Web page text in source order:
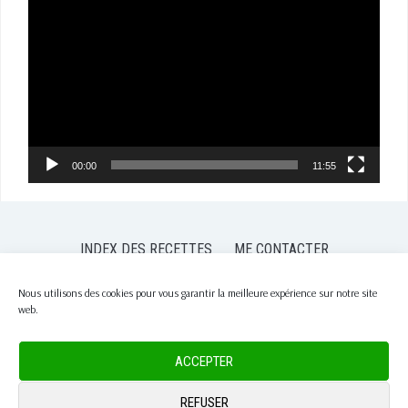
Nous utilisons des cookies pour vous garantir la meilleure expérience sur notre site
web.
ACCEPTER
REFUSER
00:00 11:55
INDEX DES RECETTES
ME CONTACTER
COPYRIGHT © 2026 PASSION NUTRITION